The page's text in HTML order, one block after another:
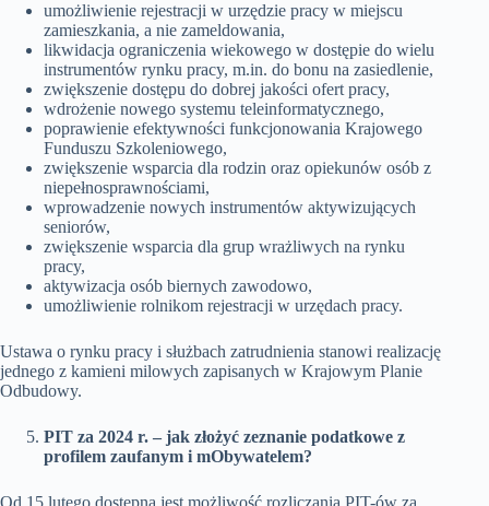
umożliwienie rejestracji w urzędzie pracy w miejscu
zamieszkania, a nie zameldowania,
likwidacja ograniczenia wiekowego w dostępie do wielu
instrumentów rynku pracy, m.in. do bonu na zasiedlenie,
zwiększenie dostępu do dobrej jakości ofert pracy,
wdrożenie nowego systemu teleinformatycznego,
poprawienie efektywności funkcjonowania Krajowego
Funduszu Szkoleniowego,
zwiększenie wsparcia dla rodzin oraz opiekunów osób z
niepełnosprawnościami,
wprowadzenie nowych instrumentów aktywizujących
seniorów,
zwiększenie wsparcia dla grup wrażliwych na rynku
pracy,
aktywizacja osób biernych zawodowo,
umożliwienie rolnikom rejestracji w urzędach pracy.
Ustawa o rynku pracy i służbach zatrudnienia stanowi realizację
jednego z kamieni milowych zapisanych w Krajowym Planie
Odbudowy.
PIT za 2024 r. – jak złożyć zeznanie podatkowe z
profilem zaufanym i mObywatelem?
Od 15 lutego dostępna jest możliwość rozliczania PIT-ów za